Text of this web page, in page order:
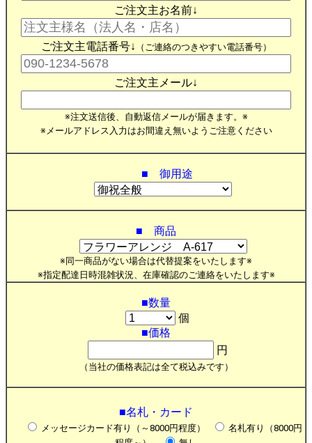
ご注文主お名前↓
ご注文主電話番号↓ （ご連絡のつきやすい電話番号）
ご注文主メール↓
※注文送信後、自動返信メールが届きます。※
※メールアドレス入力はお間違え無いようご注意ください
■ 御用途
■ 商品
※同一商品がない場合は代替提案をいたします※
※指定配達日時混雑状況、在庫確認のご連絡をいたします※
■数量
個
■価格
円
（当社の価格表記は全て税込みです）
■名札・カード
メッセージカード有り（～8000円程度）
名札有り（8000円